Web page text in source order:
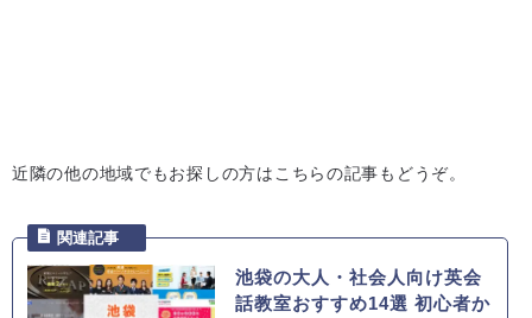
近隣の他の地域でもお探しの方はこちらの記事もどうぞ。
池袋の大人・社会人向け英会
話教室おすすめ14選 初心者か